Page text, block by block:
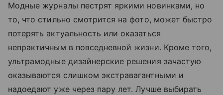
Модные журналы пестрят яркими новинками, но
то, что стильно смотрится на фото, может быстро
потерять актуальность или оказаться
непрактичным в повседневной жизни. Кроме того,
ультрамодные дизайнерские решения зачастую
оказываются слишком экстравагантными и
надоедают уже через пару лет. Лучше выбирать